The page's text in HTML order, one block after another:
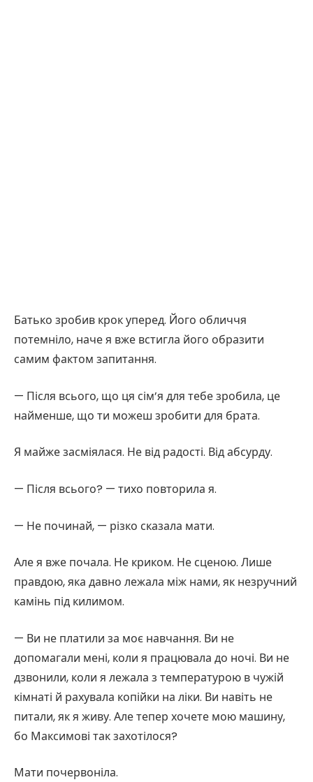
Батько зробив крок уперед. Його обличчя
потемніло, наче я вже встигла його образити
самим фактом запитання.
— Після всього, що ця сім’я для тебе зробила, це
найменше, що ти можеш зробити для брата.
Я майже засміялася. Не від радості. Від абсурду.
— Після всього? — тихо повторила я.
— Не починай, — різко сказала мати.
Але я вже почала. Не криком. Не сценою. Лише
правдою, яка давно лежала між нами, як незручний
камінь під килимом.
— Ви не платили за моє навчання. Ви не
допомагали мені, коли я працювала до ночі. Ви не
дзвонили, коли я лежала з температурою в чужій
кімнаті й рахувала копійки на ліки. Ви навіть не
питали, як я живу. Але тепер хочете мою машину,
бо Максимові так захотілося?
Мати почервоніла.